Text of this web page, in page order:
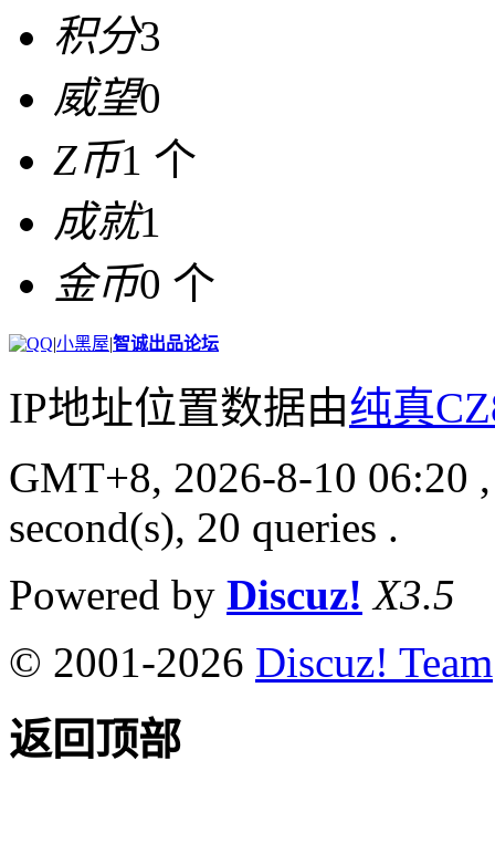
积分3
威望0
Z币1 个
成就1
金币0 个
|小黑屋|智诚出品论坛
IP地址位置数据由纯真
GMT+8, 2026-8-10 06:20
second(s), 20 queries .
Powered by Discuz! X3.5
© 2001-2026 Discuz! Team
返回顶部